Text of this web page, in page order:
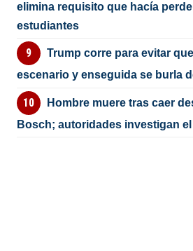
elimina requisito que hacía
estudiantes
Trump corre para evitar
escenario y enseguida se burla
Hombre muere tras caer
Bosch; autoridades investigan